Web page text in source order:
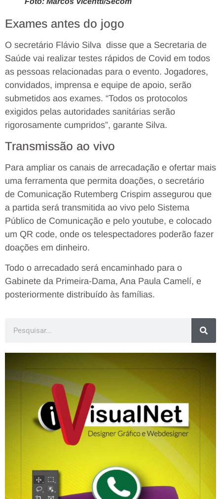
Exames antes do jogo
O secretário Flávio Silva disse que a Secretaria de
Saúde vai realizar testes rápidos de Covid em todos
as pessoas relacionadas para o evento. Jogadores,
convidados, imprensa e equipe de apoio, serão
submetidos aos exames. “Todos os protocolos
exigidos pelas autoridades sanitárias serão
rigorosamente cumpridos”, garante Silva.
Transmissão ao vivo
Para ampliar os canais de arrecadação e ofertar mais
uma ferramenta que permita doações, o secretário
de Comunicação Rutemberg Crispim assegurou que
a partida será transmitida ao vivo pelo Sistema
Público de Comunicação e pelo youtube, e colocado
um QR code, onde os telespectadores poderão fazer
doações em dinheiro.
Todo o arrecadado será encaminhado para o
Gabinete da Primeira-Dama, Ana Paula Camelí, e
posteriormente distribuído às famílias.